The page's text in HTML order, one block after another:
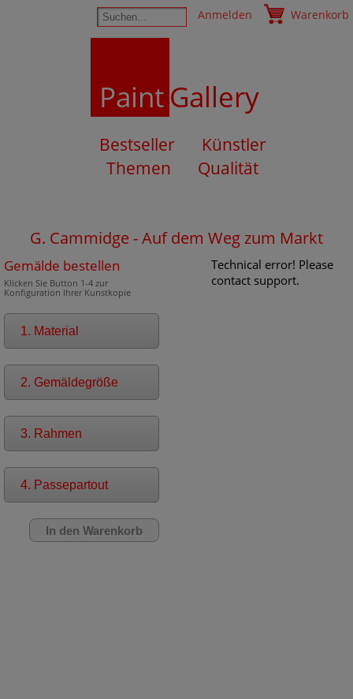
Anmelden Warenkorb
PaintGallery
Bestseller
Künstler
Themen
Qualität
G. Cammidge - Auf dem Weg zum Markt
Gemälde bestellen
Klicken Sie Button 1-4 zur
Konfiguration Ihrer Kunstkopie
1. Material
2. Gemäldegröße
3. Rahmen
4. Passepartout
Technical error! Please
contact support.